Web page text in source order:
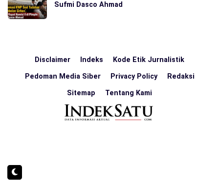
Sufmi Dasco Ahmad
Disclaimer Indeks Kode Etik Jurnalistik
Pedoman Media Siber Privacy Policy Redaksi
Sitemap Tentang Kami